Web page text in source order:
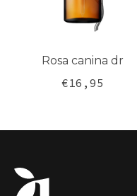
Rosa canina dr
€16,95